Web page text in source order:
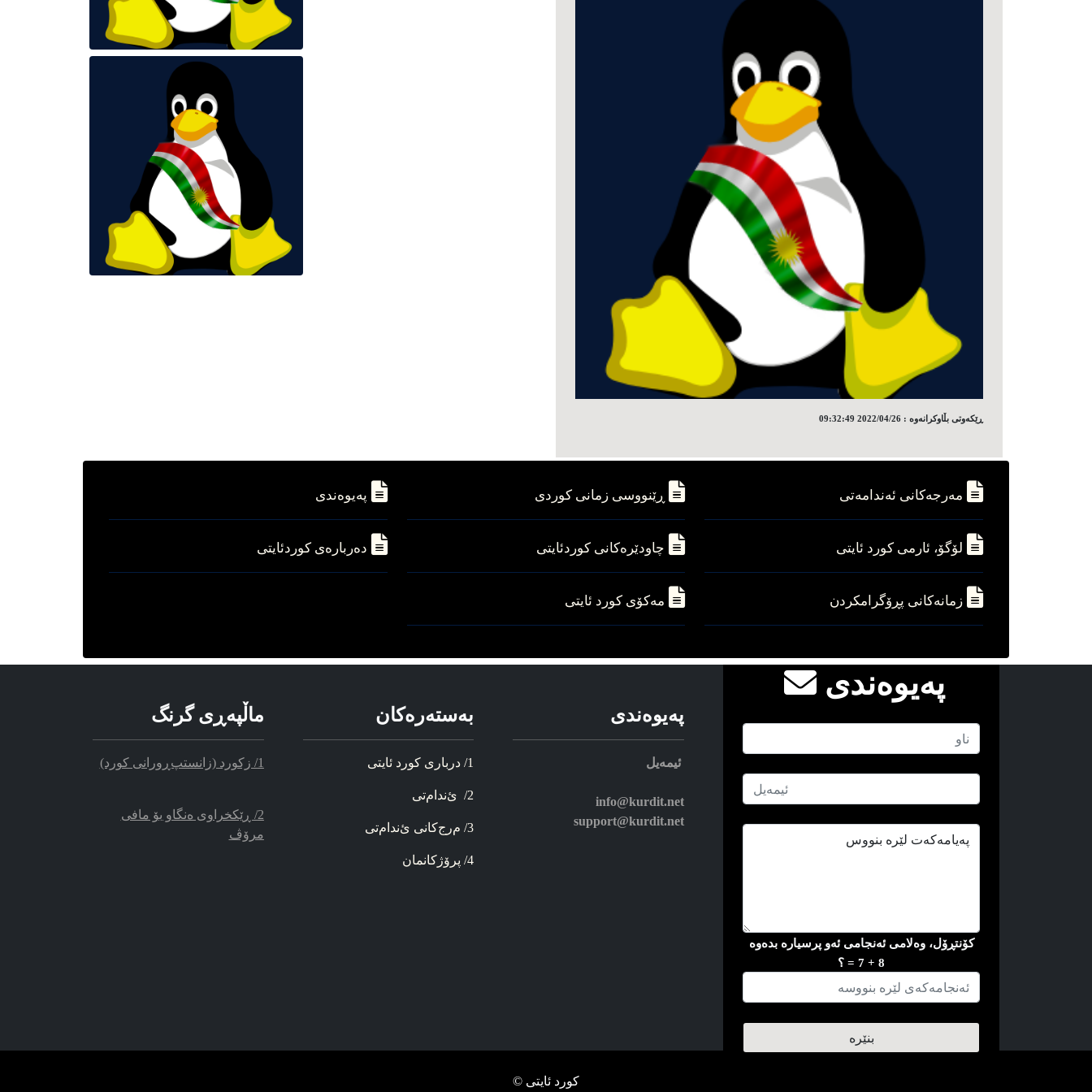
ڕێکه‌وتی بڵاوکرانه‌وه‌ : 2022/04/26 09:32:49
مه‌رجه‌کانی ئه‌ندامه‌تی ڕێنووسی زمانی کوردی په‌یوه‌ندی
لۆگۆ، ئارمی کورد ئایتی چاودێره‌کانی کوردئایتی ده‌رباره‌ی کوردئایتی
زمانه‌کانی پڕۆگرامکردن مه‌کۆی کورد ئایتی
په‌یوه‌ندی
کۆنتڕۆل، وه‌لامی ئه‌نجامی ئه‌و پرسیاره‌ بده‌وه
8 + 7 = ؟
په‌یوه‌ندی
ئیمه‌یل
info@kurdit.net
support@kurdit.net
به‌سته‌ره‌کان
1/ د‌ربار‌ی کورد ئایتی
2/ ئ‌ندام‌تی
3/ م‌رج‌کانی ئ‌ندام‌تی
4/ پرۆژ‌کانمان
ماڵپه‌‌ڕی گرنگ
1/ زکورد (زانستپ‌ڕو‌رانی کورد)
2/ ڕێکخراوی ه‌نگاو بۆ مافی
مرۆڤ
کورد ئایتی ©